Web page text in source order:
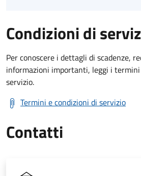
Condizioni di
Per conoscere i dettagli di scadenze,
informazioni importanti, leggi i
servizio.
Termini e condizioni di servizio
Contatti